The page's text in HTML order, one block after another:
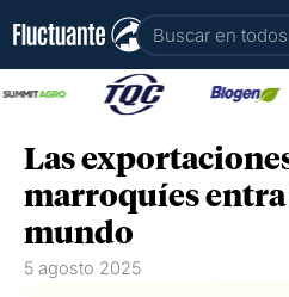
contenido
Buscar
Las
marroquíes entra
mundo
5 agosto 2025